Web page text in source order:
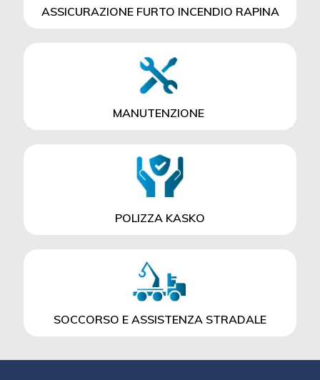
ASSICURAZIONE FURTO INCENDIO RAPINA
MANUTENZIONE
POLIZZA KASKO
SOCCORSO E ASSISTENZA STRADALE